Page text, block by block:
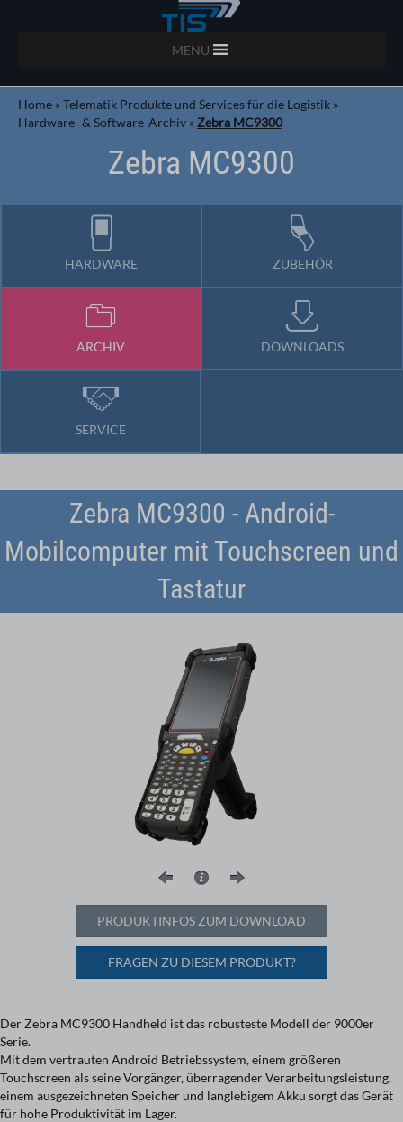
MENU
Home »Telematik Produkte und Services für die Logistik »
Hardware- & Software-Archiv » Zebra MC9300
Zebra MC9300
HARDWARE ZUBEHÖR
ARCHIV DOWNLOADS
SERVICE
Zebra MC9300 - Android-
Mobilcomputer mit Touchscreen und
Tastatur
PRODUKTINFOS ZUM DOWNLOAD
FRAGEN ZU DIESEM PRODUKT?
Der Zebra MC9300 Handheld ist das robusteste Modell der 9000er
Serie.
Mit dem vertrauten Android Betriebssystem, einem größeren
Touchscreen als seine Vorgänger, überragender Verarbeitungsleistung,
einem ausgezeichneten Speicher und langlebigem Akku sorgt das Gerät
für hohe Produktivität im Lager.